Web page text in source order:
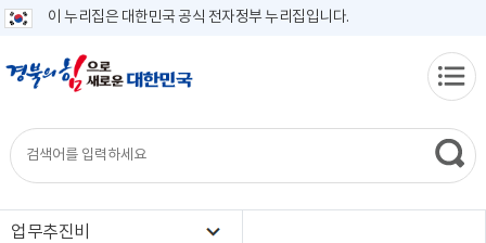
이 누리집은 대한민국 공식 전자정부 누리집입니다.
업무추진비